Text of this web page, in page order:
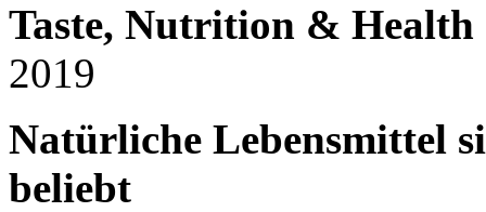
Taste, Nutrition &
2019
Natürliche Lebensmittel
beliebt